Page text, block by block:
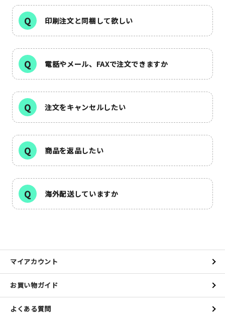
おすすめ特集
読みもの
イベント・ワークショップ
ギャラリー
おしらせ
新規会員登録
ログイン
カートを見る
お買い物ガイド
よくある質問
印刷注文と同梱して欲しい
電話やメール、FAXで注文できますか
注文をキャンセルしたい
商品を返品したい
海外配送していますか
マイアカウント
お買い物ガイド
よくある質問